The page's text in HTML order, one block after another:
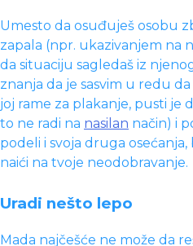
Umesto da osuđuješ osobu
zapala (npr. ukazivanjem na
da situaciju sagledaš iz
znanja da je sasvim u redu
joj rame za plakanje, pusti je
to ne radi na nasilan način) i
podeli i svoja druga
naići na tvoje neodobravanje.
Uradi nešto lepo
Mada najčešće ne može da